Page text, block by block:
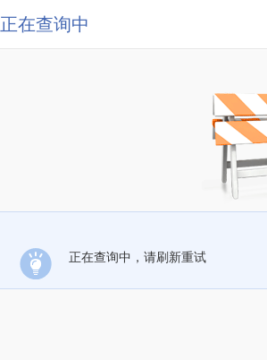
正在查询中
正在查询中，请刷新重试